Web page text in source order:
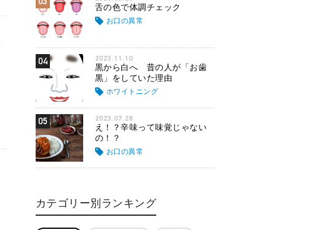
舌の色で体調チェック
お口の異常
04 2023.11.10
黒から白へ 昔の人が「お歯
黒」をしていた理由
ホワイトニング
05 2023.07.28
え！？辛味って味覚じゃない
の！？
お口の異常
カテゴリー別ランキング